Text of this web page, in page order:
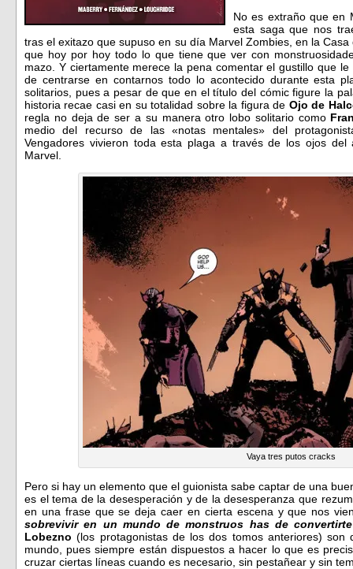
No es extraño que en
esta saga que nos
tras el exitazo que supuso en su día Marvel Zombies, en la
que hoy por hoy todo lo que tiene que ver con
mazo. Y ciertamente merece la pena comentar el gustillo que
de centrarse en contarnos todo lo acontecido durante esta
solitarios, pues a pesar de que en el título del cómic figure la
historia recae casi en su totalidad sobre la figura de Ojo de
regla no deja de ser a su manera otro lobo solitario como
medio del recurso de las «notas mentales» del
Vengadores vivieron toda esta plaga a través de los ojos
Marvel.
Vaya tres putos cracks
Pero si hay un elemento que el guionista sabe captar de una
es el tema de la desesperación y de la desesperanza que
en una frase que se deja caer en cierta escena y que nos
sobrevivir en un mundo de monstruos has de
Lobezno (los protagonistas de los dos tomos anteriores)
mundo, pues siempre están dispuestos a hacer lo que es
cruzar ciertas líneas cuando es necesario, sin pestañear y sin